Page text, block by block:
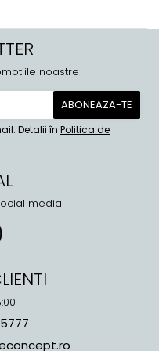
noastre
Detalii în Politica de
media